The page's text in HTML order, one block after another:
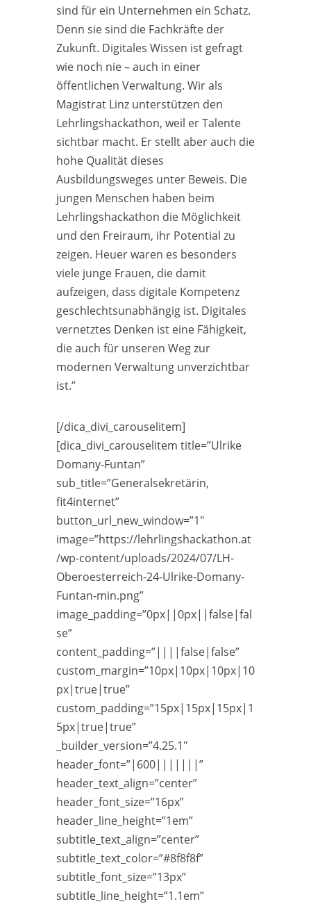
sind für ein Unternehmen ein Schatz.
Denn sie sind die Fachkräfte der
Zukunft. Digitales Wissen ist gefragt
wie noch nie – auch in einer
öffentlichen Verwaltung. Wir als
Magistrat Linz unterstützen den
Lehrlingshackathon, weil er Talente
sichtbar macht. Er stellt aber auch die
hohe Qualität dieses
Ausbildungsweges unter Beweis. Die
jungen Menschen haben beim
Lehrlingshackathon die Möglichkeit
und den Freiraum, ihr Potential zu
zeigen. Heuer waren es besonders
viele junge Frauen, die damit
aufzeigen, dass digitale Kompetenz
geschlechtsunabhängig ist. Digitales
vernetztes Denken ist eine Fähigkeit,
die auch für unseren Weg zur
modernen Verwaltung unverzichtbar
ist.”
[/dica_divi_carouselitem]
[dica_divi_carouselitem title=”Ulrike
Domany-Funtan”
sub_title=”Generalsekretärin,
fit4internet”
button_url_new_window=”1″
image=”https://lehrlingshackathon.at
/wp-content/uploads/2024/07/LH-
Oberoesterreich-24-Ulrike-Domany-
Funtan-min.png”
image_padding=”0px||0px||false|fal
se”
content_padding=”||||false|false”
custom_margin=”10px|10px|10px|10
px|true|true”
custom_padding=”15px|15px|15px|1
5px|true|true”
_builder_version=”4.25.1″
header_font=”|600|||||||”
header_text_align=”center”
header_font_size=”16px”
header_line_height=”1em”
subtitle_text_align=”center”
subtitle_text_color=”#8f8f8f”
subtitle_font_size=”13px”
subtitle_line_height=”1.1em”